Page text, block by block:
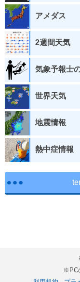
アメダス
2週間天気
気象予報士
世界天気
地震情報
熱中症情報
※PC